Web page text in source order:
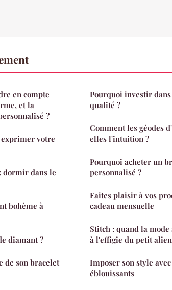
en compte
et la
?
exprimer votre
dormir dans le
bohème à
diamant ?
de son bracelet
Pourquoi investir
qualité ?
Comment les géodes
elles l'intuition ?
Pourquoi acheter un
personnalisé ?
Faites plaisir à vos
cadeau mensuelle
Stitch : quand la
à l'effigie du petit
Imposer son style
éblouissants